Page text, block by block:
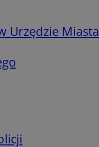
Urzędzie Miasta